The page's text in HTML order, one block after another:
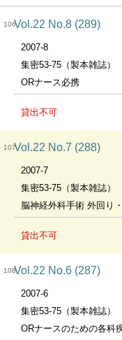
106Vol.22 No.8 (289)
2007-8
集密53-75（製本雑誌）
ORナース必携
貸出不可
107Vol.22 No.7 (288)
2007-7
集密53-75（製本雑誌）
脳神経外科手術 外回り
貸出不可
108Vol.22 No.6 (287)
2007-6
集密53-75（製本雑誌）
ORナースのための各科